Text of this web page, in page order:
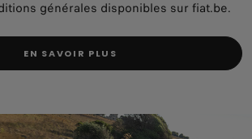
générales disponibles sur fiat.be.
EN SAVOIR PLUS